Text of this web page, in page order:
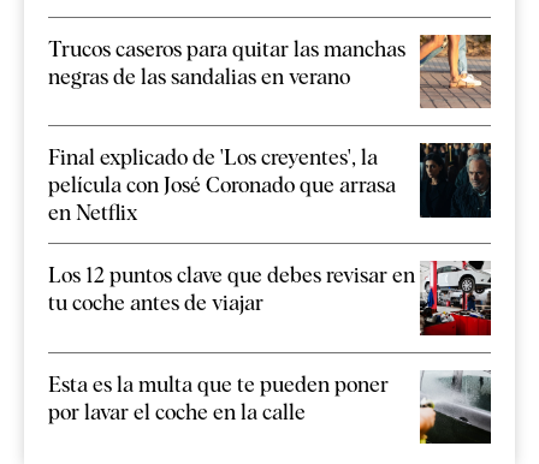
Trucos caseros para quitar las manchas
negras de las sandalias en verano
Final explicado de 'Los creyentes', la
película con José Coronado que arrasa
en Netflix
Los 12 puntos clave que debes revisar en
tu coche antes de viajar
Esta es la multa que te pueden poner
por lavar el coche en la calle